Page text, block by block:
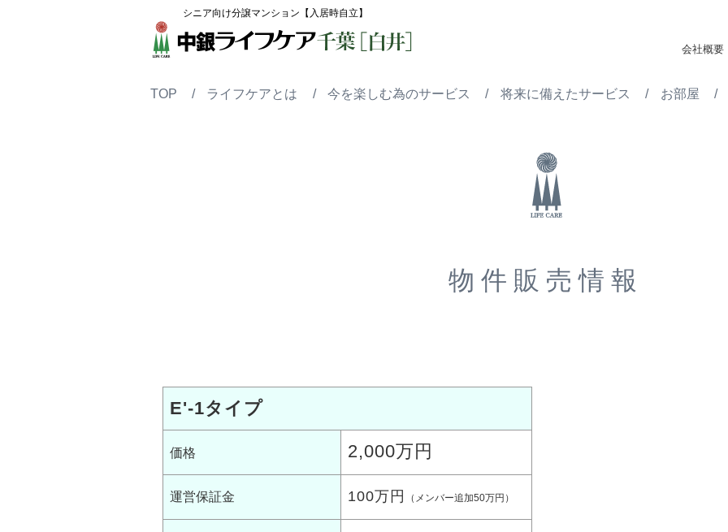
シニア向け分譲マンション【入居時自立】
会社概要
TOP ライフケアとは 今を楽しむ為のサービス 将来に備えたサービス お部屋
物件販売情報
E'-1タイプ
価格 2,000万円
運営保証金 100万円 （メンバー追加50万円）